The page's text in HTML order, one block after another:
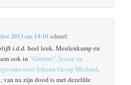
2013 om 14:10schreef:
i.d.d. heel leuk. Meulenkamp en
ook in“Gärtner”, leraar, en
over Johann Georg Michael.
na zijn dood is met dezelfde